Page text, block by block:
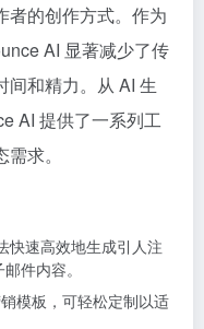
者的创作方式。作为
AI 显著减少了传
间和精力。从 AI 生
AI 提供了一系列工
求。
快速高效地生成引人注
件内容。
模板，可轻松定制以适